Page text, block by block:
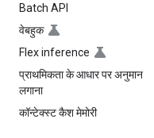
Batch API
वेबहुक
Flex inference
प्राथमिकता के आधार पर अनुमान
लगाना
कॉन्टेक्स्ट कैश मेमोरी